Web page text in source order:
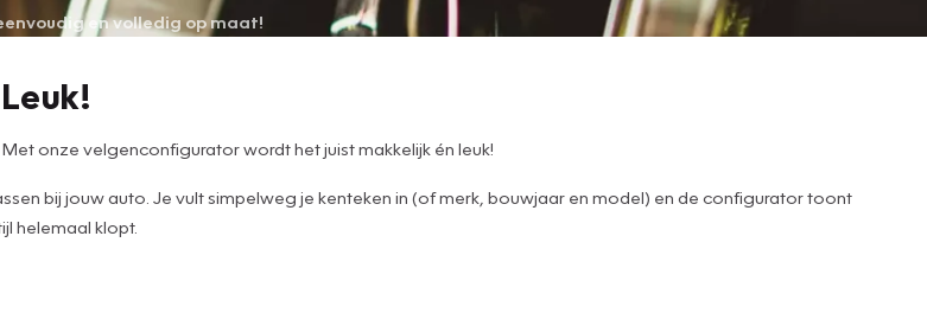
en volledig op maat!
onze velgenconfigurator wordt het juist makkelijk én leuk!
bij jouw auto. Je vult simpelweg je kenteken in (of merk, bouwjaar en model) en de configurator toont
helemaal klopt.